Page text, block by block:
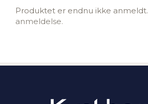
Produktet er endnu ikke anmeldt.
anmeldelse.